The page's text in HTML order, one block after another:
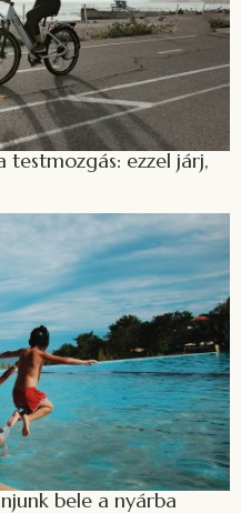
testmozgás: ezzel járj,
bele a nyárba